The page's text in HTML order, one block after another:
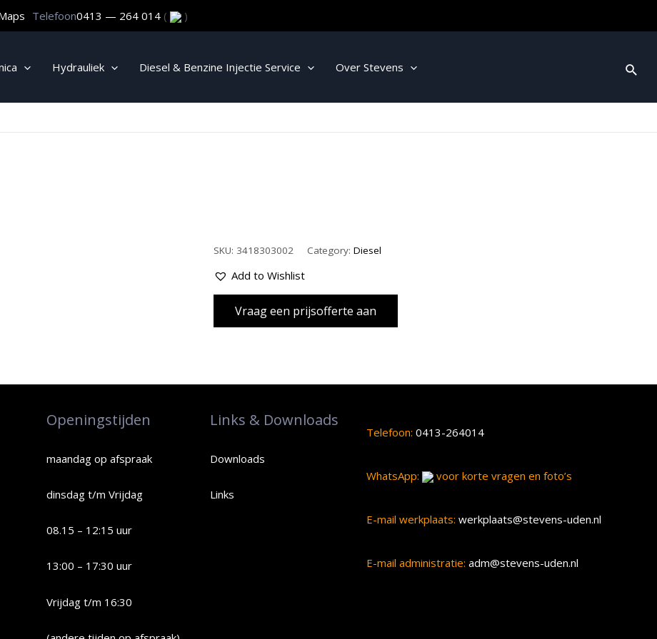
Telefoon0413 — 264 014 ( )
Hydrauliek Diesel & Benzine Injectie Service Over Stevens
SKU: 3418303002 Category:Diesel
Add to Wishlist
Openingstijden
maandag op afspraak
dinsdag t/m Vrijdag
08.15 – 12:15 uur
13:00 – 17:30 uur
Vrijdag t/m 16:30
Links & Downloads
Downloads
Links
Telefoon: 0413-264014
WhatsApp: voor korte vragen en foto’s
E-mail werkplaats: werkplaats@stevens-uden.nl
E-mail administratie: adm@stevens-uden.nl